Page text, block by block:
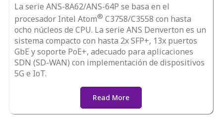
La serie ANS-8A62/ANS-64P se basa en el
procesador Intel Atom® C3758/C3558 con hasta
ocho núcleos de CPU. La serie ANS Denverton es un
sistema compacto con hasta 2x SFP+, 13x puertos
GbE y soporte PoE+, adecuado para aplicaciones
SDN (SD-WAN) con implementación de dispositivos
5G e IoT.
Read More